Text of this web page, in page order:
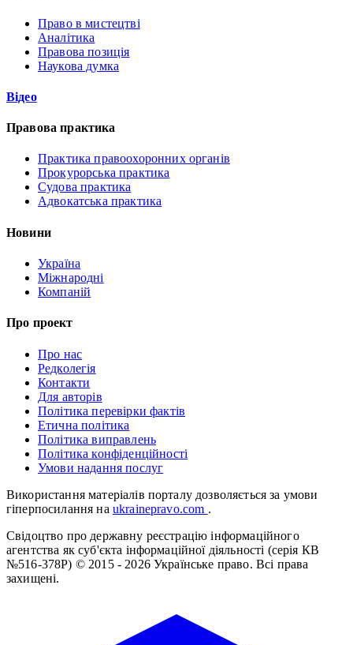
Право в мистецтві
Аналітика
Правова позиція
Наукова думка
Відео
Правова практика
Практика правоохоронних органів
Прокурорська практика
Судова практика
Адвокатська практика
Новини
Україна
Міжнародні
Компаній
Про проект
Про нас
Редколегія
Контакти
Для авторів
Політика перевірки фактів
Етична політика
Політика виправлень
Політика конфіденційності
Умови надання послуг
Використання матеріалів порталу дозволяється за умови
гіперпосилання на ukrainepravo.com .
Свідоцтво про державну реєстрацію інформаційного
агентства як суб'єкта інформаційної діяльності (серія КВ
№516-378Р) © 2015 - 2026 Українське право. Всі права
захищені.